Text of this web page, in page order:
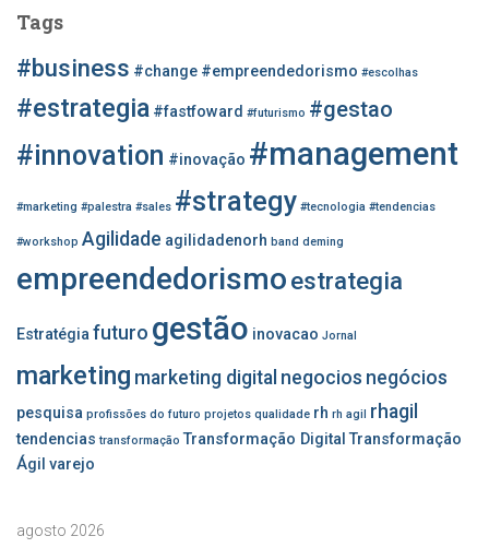
a
r
o
Tags
#business #change #empreendedorismo #escolhas
#estrategia #fastfoward #futurismo #gestao
#innovation #inovação #management
#marketing #palestra #sales #strategy #tecnologia #tendencias
#workshop Agilidade agilidadenorh band deming
empreendedorismoestrategia
Estratégiafuturo gestão inovacao Jornal
marketing marketing digital negocios negócios
pesquisa profissões do futuro projetos qualidade rh rh agil rhagil
tendencias transformação Transformação Digital Transformação
Ágil varejo
agosto 2026